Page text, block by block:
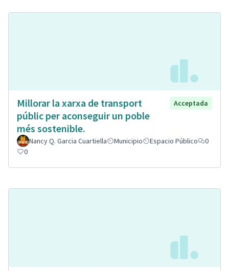
Millorar la xarxa de transport
públic per aconseguir un poble
més sostenible.
Acceptada
Nancy Q. Garcia Cuartiella Municipio Espacio Público
0
0